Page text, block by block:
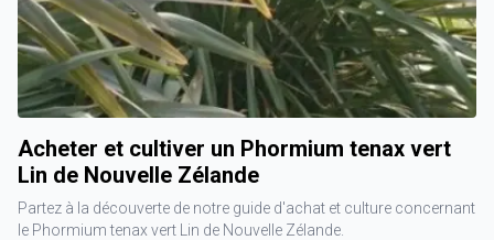
Acheter et cultiver un Phormium tenax vert
Lin de Nouvelle Zélande
Partez à la découverte de notre guide d'achat et culture concernant
le Phormium tenax vert Lin de Nouvelle Zélande.